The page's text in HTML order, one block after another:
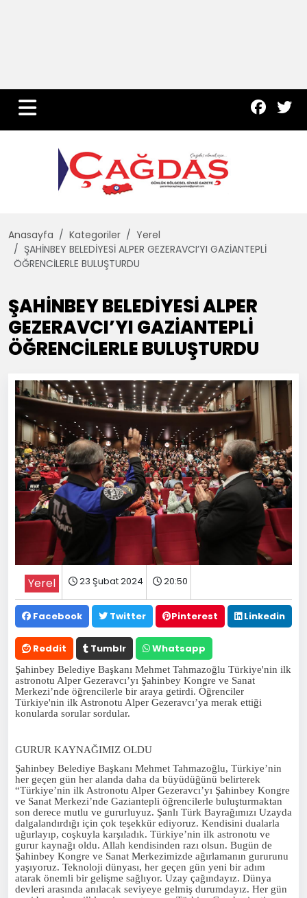
Teknoloji
Anasayfa Kategoriler
Yerel
ŞAHİNBEY BELEDİYESİ ALPER GEZERAVCI’YI GAZİANTEPLİ
ÖĞRENCİLERLE BULUŞTURDU
ŞAHİNBEY BELEDİYESİ ALPER
GEZERAVCI’YI GAZİANTEPLİ
ÖĞRENCİLERLE BULUŞTURDU
Yerel 23 Şubat 2024 20:50
Facebook Twitter Pinterest Linkedin
Reddit Tumblr Whatsapp
Şahinbey Belediye Başkanı Mehmet Tahmazoğlu Türkiye'nin ilk
astronotu Alper Gezeravcı’yı Şahinbey Kongre ve Sanat
Merkezi’nde öğrencilerle bir araya getirdi. Öğrenciler
Türkiye'nin ilk Astronotu Alper Gezeravcı’ya merak ettiği
konularda sorular sordular.
GURUR KAYNAĞIMIZ OLDU
Şahinbey Belediye Başkanı Mehmet Tahmazoğlu, Türkiye’nin
her geçen gün her alanda daha da büyüdüğünü belirterek
“Türkiye’nin ilk Astronotu Alper Gezeravcı’yı Şahinbey Kongre
ve Sanat Merkezi’nde Gaziantepli öğrencilerle buluşturmaktan
son derece mutlu ve gururluyuz. Şanlı Türk Bayrağımızı Uzayda
dalgalandırdığı için çok teşekkür ediyoruz. Kendisini dualarla
uğurlayıp, coşkuyla karşıladık. Türkiye’nin ilk astronotu ve
gurur kaynağı oldu. Allah kendisinden razı olsun. Bugün de
Şahinbey Kongre ve Sanat Merkezimizde ağırlamanın gururunu
yaşıyoruz. Teknoloji dünyası, her geçen gün yeni bir adım
atarak önemli bir gelişme sağlıyor. Uzay çağındayız. Dünya
devleri arasında anılacak seviyeye gelmiş durumdayız. Her gün